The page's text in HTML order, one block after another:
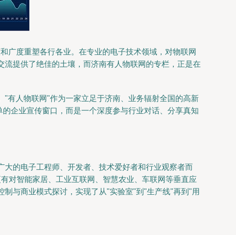
广度重塑各行各业。在专业的电子技术领域，对物联网
提供了绝佳的土壤，而济南有人物联网的专栏，正是在
有人物联网"作为一家立足于济南、业务辐射全国的高新
企业宣传窗口，而是一个深度参与行业对话、分享真知
大的电子工程师、开发者、技术爱好者和行业观察者而
对智能家居、工业互联网、智慧农业、车联网等垂直应
与商业模式探讨，实现了从"实验室"到"生产线"再到"用